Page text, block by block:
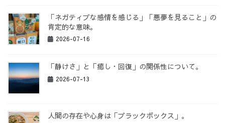
「ネガティブな感情を感じる」「悪夢を見ること」の
肯定的な意味。
2026-07-16
「静けさ」と「癒し・回復」の関係性について。
2026-07-13
人間の存在や心身は「ブラックボックス」。